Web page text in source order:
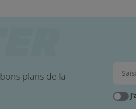
plans de la